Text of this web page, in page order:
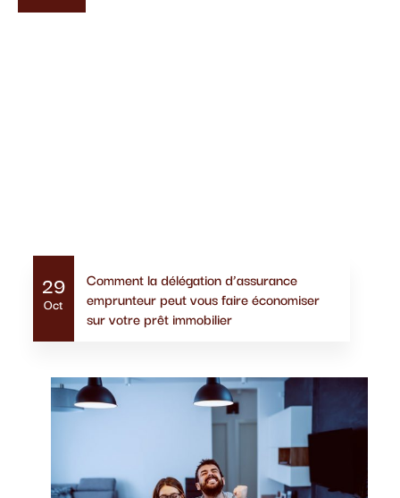
Actualités similaires
29
Oct
Comment la délégation d’assurance
emprunteur peut vous faire économiser
sur votre prêt immobilier